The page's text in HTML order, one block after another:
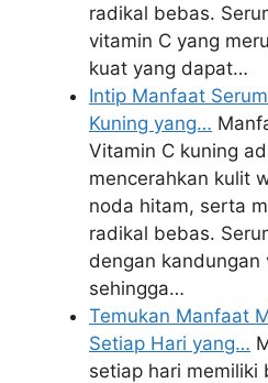
radikal bebas.
vitamin C yang
kuat yang dapat…
Intip Manfaat
Kuning yang…
Vitamin C kuning
mencerahkan kulit
noda hitam, serta
radikal bebas.
dengan kandungan
sehingga…
Temukan Manfaat
Setiap Hari yang…
setiap hari memiliki